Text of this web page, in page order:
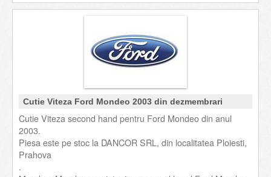
Cutie Viteza Ford Mondeo 2003 din dezmembrari
Cutie Viteza second hand pentru Ford Mondeo din anul
2003.
Piesa este pe stoc la DANCOR SRL, din localitatea Ploiesti,
Prahova
.